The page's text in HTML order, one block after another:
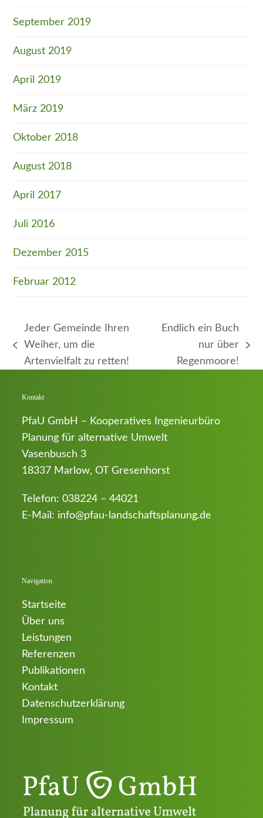
September 2019
August 2019
April 2019
März 2019
Oktober 2018
August 2018
April 2017
Juli 2016
Dezember 2015
Februar 2012
vorheriger
Beitrag:
Jeder Gemeinde Ihren
Weiher, um die
Artenvielfalt zu retten!
Beitrag:
Endlich ein Buch
nur über
Regenmoore!
Kontakt
PfaU GmbH – Kooperatives Ingenieurbüro
Planung für alternative Umwelt
Vasenbusch 3
18337 Marlow, OT Gresenhorst
Telefon:038224 – 44021
E-Mail: info@pfau-landschaftsplanung.de
Navigation
Startseite
Über uns
Leistungen
Referenzen
Publikationen
Kontakt
Datenschutzerklärung
Impressum